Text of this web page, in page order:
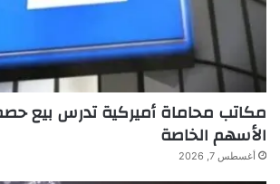
مكاتب محاماة أميركية تدرس بيع
الأسهم الخاصة
أغسطس 7, 2026